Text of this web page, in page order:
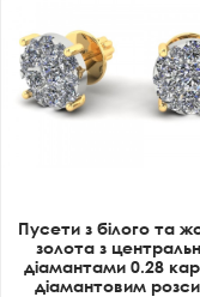
Пусети з білого та
золота з
діамантами 0.28
діамантовим